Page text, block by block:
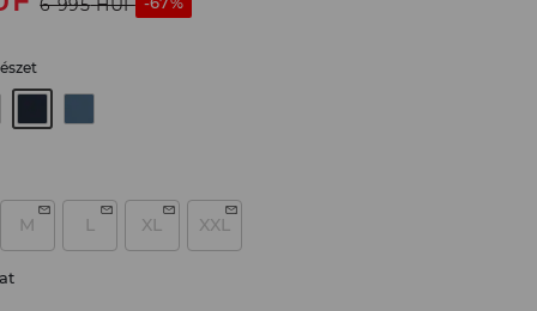
6 995 HUF
M L XL XXL